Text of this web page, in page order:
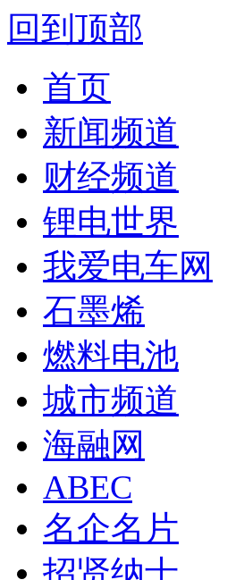
回到顶部
首页
新闻频道
财经频道
锂电世界
我爱电车网
石墨烯
燃料电池
城市频道
海融网
ABEC
名企名片